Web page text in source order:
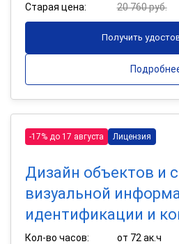
Старая цена:
20 760 руб.
Получить
-17% до 17 августа Лицензия
Дизайн объектов и
визуальной
идентификации и
Кол-во часов:
от 72 ак.ч